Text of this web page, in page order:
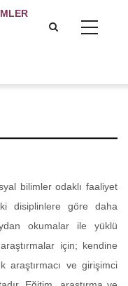
bilimler odaklı faaliyet
disiplinlere göre daha
okumalar ile yüklü
için; kendine
araştırmacı ve girişimci